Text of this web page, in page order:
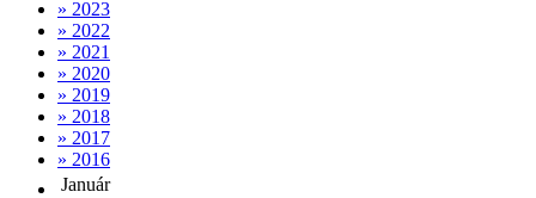
» 2023
» 2022
» 2021
» 2020
» 2019
» 2018
» 2017
» 2016
Január